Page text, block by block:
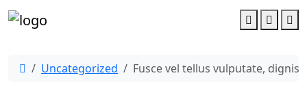
Account
Cart
Uncategorized Fusce vel tellus vulputate,